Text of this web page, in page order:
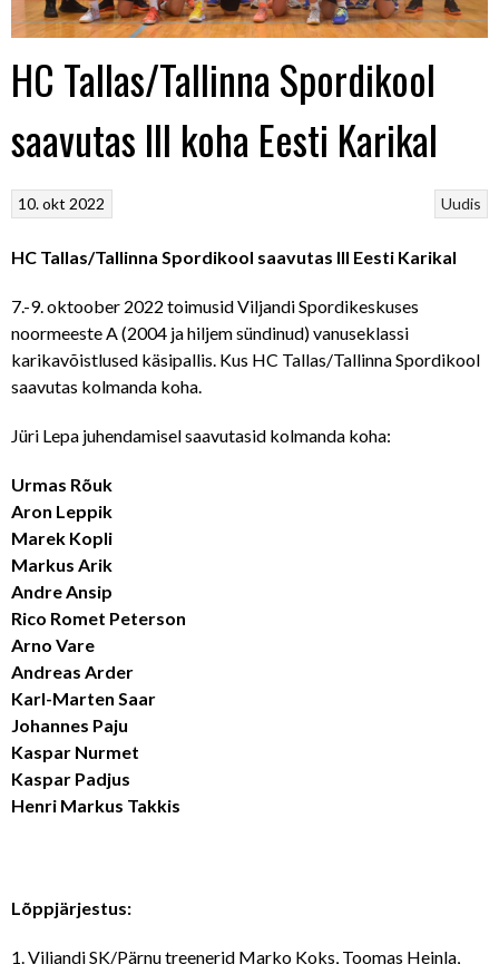
HC Tallas/Tallinna Spordikool
saavutas III koha Eesti Karikal
Uudis
10. okt 2022
HC Tallas/Tallinna Spordikool saavutas III Eesti Karikal
7.-9. oktoober 2022 toimusid Viljandi Spordikeskuses
noormeeste A (2004 ja hiljem sündinud) vanuseklassi
karikavõistlused käsipallis. Kus HC Tallas/Tallinna Spordikool
saavutas kolmanda koha.
Jüri Lepa juhendamisel saavutasid kolmanda koha:
Urmas Rõuk
Aron Leppik
Marek Kopli
Markus Arik
Andre Ansip
Rico Romet Peterson
Arno Vare
Andreas Arder
Karl-Marten Saar
Johannes Paju
Kaspar Nurmet
Kaspar Padjus
Henri Markus Takkis
Lõppjärjestus:
1. Viljandi SK/Pärnu treenerid Marko Koks, Toomas Heinla,